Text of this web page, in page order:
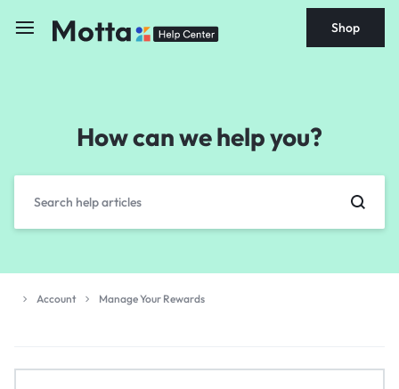
Shop
How can we help you?
Account Manage Your Rewards